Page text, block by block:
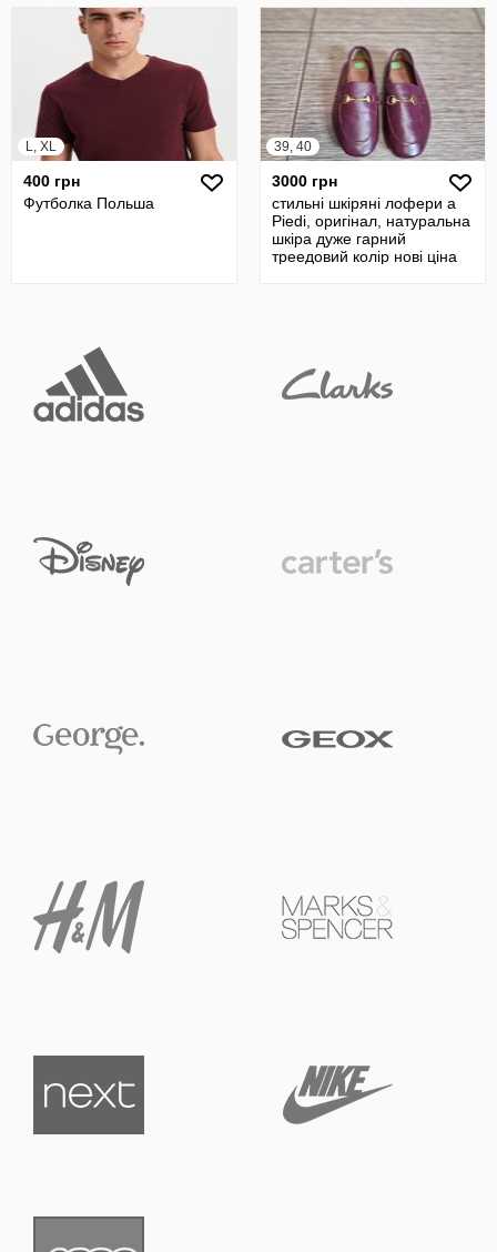
L, XL
400 грн
Футболка Польша
39, 40
3000 грн
стильні шкіряні лофери a
Piedi, оригінал, натуральна
шкіра дуже гарний
треедовий колір нові ціна